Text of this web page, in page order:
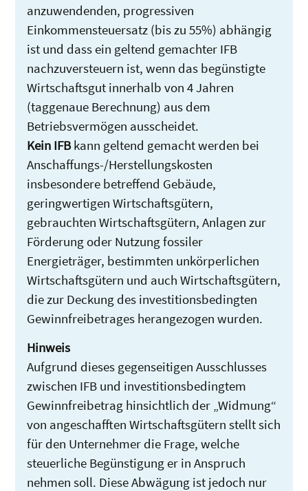
anzuwendenden, progressiven
Einkommensteuersatz (bis zu 55%) abhängig
ist und dass ein geltend gemachter IFB
nachzuversteuern ist, wenn das begünstigte
Wirtschaftsgut innerhalb von 4 Jahren
(taggenaue Berechnung) aus dem
Betriebsvermögen ausscheidet.
Kein IFBkann geltend gemacht werden bei
Anschaffungs-/Herstellungskosten
insbesondere betreffend Gebäude,
geringwertigen Wirtschaftsgütern,
gebrauchten Wirtschaftsgütern, Anlagen zur
Förderung oder Nutzung fossiler
Energieträger, bestimmten unkörperlichen
Wirtschaftsgütern und auch Wirtschaftsgütern,
die zur Deckung des investitionsbedingten
Gewinnfreibetrages herangezogen wurden.
Hinweis
Aufgrund dieses gegenseitigen Ausschlusses
zwischen IFB und investitionsbedingtem
Gewinnfreibetrag hinsichtlich der „Widmung“
von angeschafften Wirtschaftsgütern stellt sich
für den Unternehmer die Frage, welche
steuerliche Begünstigung er in Anspruch
nehmen soll. Diese Abwägung ist jedoch nur